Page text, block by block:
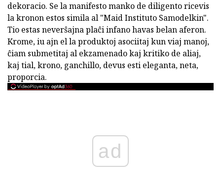
dekoracio. Se la manifesto manko de diligento ricevis
la kronon estos simila al "Maid Instituto Samodelkin".
Tio estas neverŝajna plaĉi infano havas belan aferon.
Krome, iu ajn el la produktoj asociitaj kun viaj manoj,
ĉiam submetitaj al ekzamenado kaj kritiko de aliaj,
kaj tial, krono, ganchillo, devus esti eleganta, neta,
proporcia.
ad